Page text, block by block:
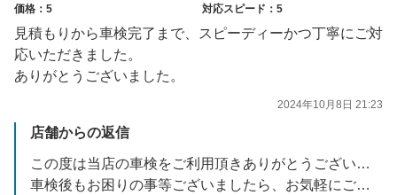
価格：5
対応スピード：5
見積もりから車検完了まで、スピーディーかつ丁寧にご対
応いただきました。
ありがとうございました。
2024年10月8日 21:23
店舗からの返信
この度は当店の車検をご利用頂きありがとうございました。
車検後もお困りの事等ございましたら、お気軽にご相談下さい。